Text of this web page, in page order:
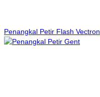
Penangkal Petir Flash Vectron